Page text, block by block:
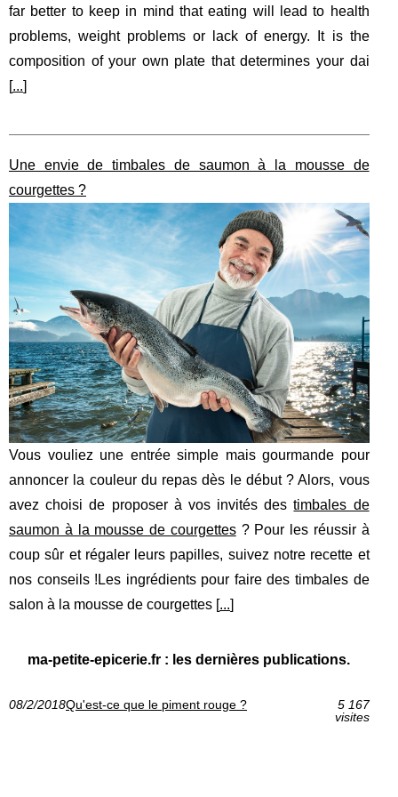
far better to keep in mind that eating will lead to health
problems, weight problems or lack of energy. It is the
composition of your own plate that determines your dai
[...]
Une envie de timbales de saumon à la mousse de
courgettes ?
Vous vouliez une entrée simple mais gourmande pour
annoncer la couleur du repas dès le début ? Alors, vous
avez choisi de proposer à vos invités destimbales de
saumon à la mousse de courgettes? Pour les réussir à
coup sûr et régaler leurs papilles, suivez notre recette et
nos conseils !Les ingrédients pour faire des timbales de
salon à la mousse de courgettes [...]
ma-petite-epicerie.fr : les dernières publications.
08/2/2018Qu'est-ce que le piment rouge ?
5 167
visites